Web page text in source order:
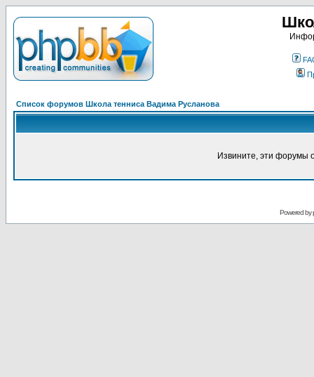
Список форумов Школа тенниса Вадима Русланова
Извините, эти форумы
Powered by